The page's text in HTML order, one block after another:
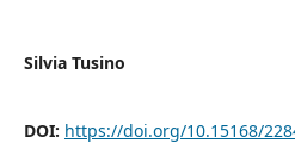
Silvia Tusino
DOI: https://doi.org/10.15168/